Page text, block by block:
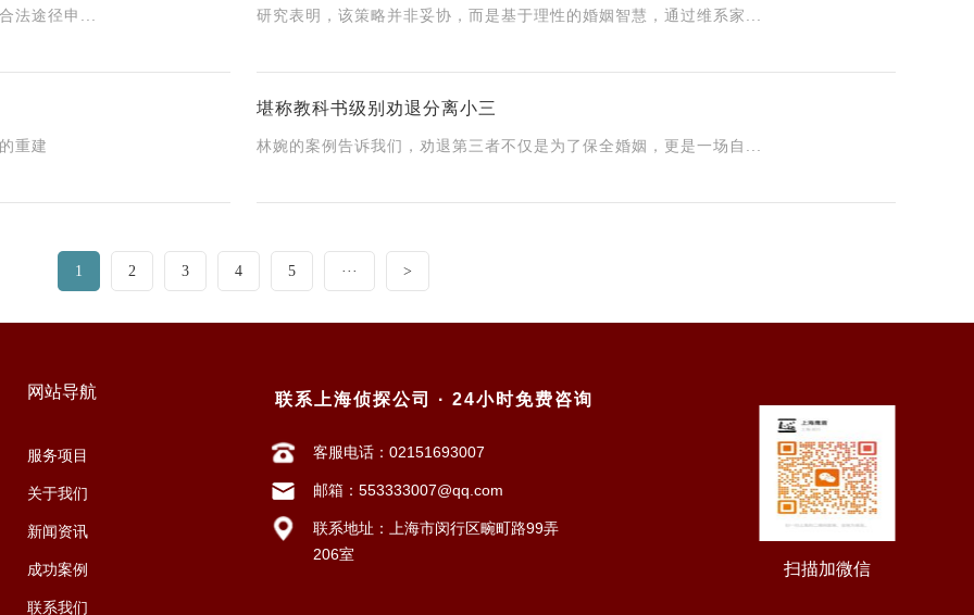
法途径申... 研究表明，该策略并非妥协，而是基于理性的婚姻智慧，通过维系家...
重建
堪称教科书级别劝退分离小三
林婉的案例告诉我们，劝退第三者不仅是为了保全婚姻，更是一场自...
1 2 3 4 5 ··· >
网站导航
客服电话：02151693007
邮箱：553333007@qq.com
联系地址：上海市闵行区畹町路99弄
206室
服务项目
关于我们
新闻资讯
成功案例
联系我们
扫描加微信
联系上海侦探公司 · 24小时免费咨询